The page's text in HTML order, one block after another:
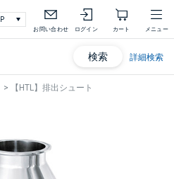
お問い合わせ ログイン カート メニュー
検索 詳細検索
> 【HTL】排出シュート